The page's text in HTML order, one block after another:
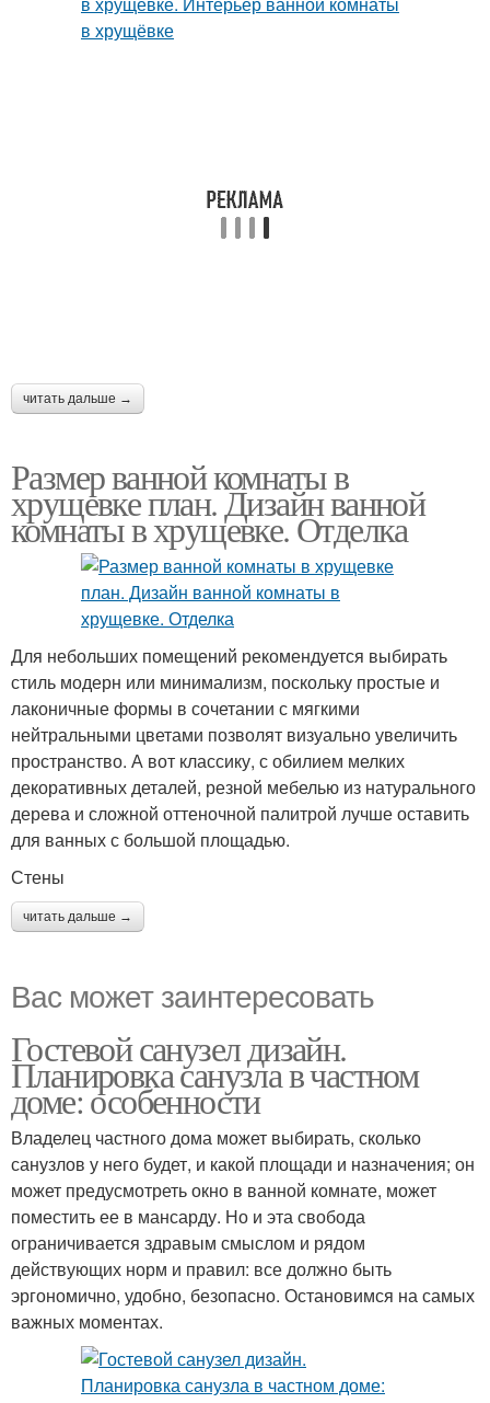
читать дальше →
Размер ванной комнаты в
хрущевке план. Дизайн ванной
комнаты в хрущевке. Отделка
Для небольших помещений рекомендуется выбирать
стиль модерн или минимализм, поскольку простые и
лаконичные формы в сочетании с мягкими
нейтральными цветами позволят визуально увеличить
пространство. А вот классику, с обилием мелких
декоративных деталей, резной мебелью из натурального
дерева и сложной оттеночной палитрой лучше оставить
для ванных с большой площадью.
Стены
читать дальше →
Вас может заинтересовать
Гостевой санузел дизайн.
Планировка санузла в частном
доме: особенности
Владелец частного дома может выбирать, сколько
санузлов у него будет, и какой площади и назначения; он
может предусмотреть окно в ванной комнате, может
поместить ее в мансарду. Но и эта свобода
ограничивается здравым смыслом и рядом
действующих норм и правил: все должно быть
эргономично, удобно, безопасно. Остановимся на самых
важных моментах.